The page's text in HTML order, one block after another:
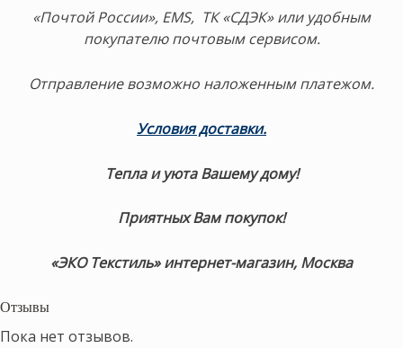
«Почтой России», EMS, ТК «СДЭК» или удобным
покупателю почтовым сервисом.
Отправление возможно наложенным платежом.
Условия доставки.
Тепла и уюта Вашему дому!
Приятных Вам покупок!
«ЭКО Текстиль» интернет-магазин, Москва
Отзывы
Пока нет отзывов.